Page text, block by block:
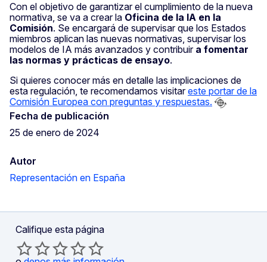
Con el objetivo de garantizar el cumplimiento de la nueva
normativa, se va a crear la Oficina de la IA en la
Comisión. Se encargará de supervisar que los Estados
miembros aplican las nuevas normativas, supervisar los
modelos de IA más avanzados y contribuir a fomentar
las normas y prácticas de ensayo.
Si quieres conocer más en detalle las implicaciones de
esta regulación, te recomendamos visitareste portar de la
Comisión Europea con preguntas y respuestas.
Fecha de publicación
25 de enero de 2024
Autor
Representación en España
Califique esta página